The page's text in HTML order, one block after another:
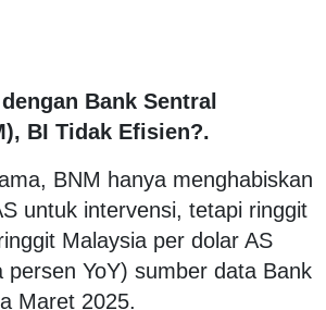
Bank Sentral
BI Tidak Efisien?.
BNM hanya menghabiskan
untuk intervensi, tetapi ringgit
Malaysia per dolar AS
persen YoY) sumber data Bank
Maret 2025.